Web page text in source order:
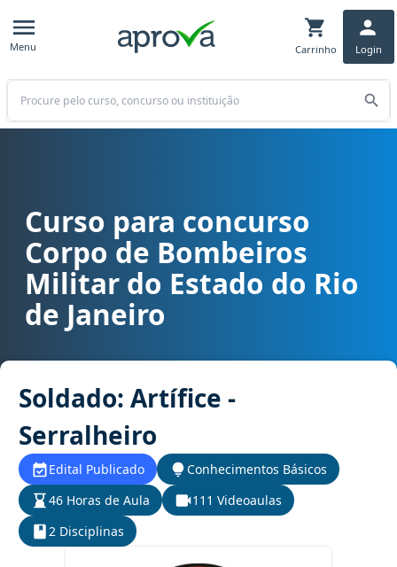
Menu Carrinho Login
Buscar
Curso para concurso CBM RJ, CBMERJ - Corpo de Bombeiros
Curso para concurso
Corpo de Bombeiros
Militar do Estado do Rio
de Janeiro
Soldado: Artífice -
Serralheiro
Edital Publicado
Conhecimentos Básicos
46 Horas de Aula
111 Videoaulas
2 Disciplinas